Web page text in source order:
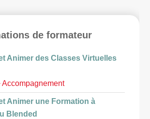
de formateur
Animer des Classes Virtuelles
Accompagnement
Animer une Formation à
Blended